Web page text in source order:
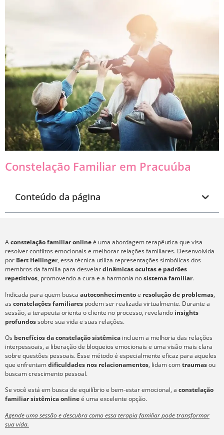
Constelação Familiar em Pracuúba
Conteúdo da página
Aconstelação familiar onlineé uma abordagem terapêutica que visa
resolver conflitos emocionais e melhorar relações familiares. Desenvolvida
por Bert Hellinger, essa técnica utiliza representações simbólicas dos
membros da família para desvelardinâmicas ocultas e padrões
repetitivos, promovendo a cura e a harmonia nosistema familiar.
Indicada para quem busca autoconhecimentoe resolução de problemas,
asconstelações familiares podem ser realizada virtualmente. Durante a
sessão, a terapeuta orienta o cliente no processo, revelando insights
profundossobre sua vida e suas relações.
Os benefícios da constelação sistêmica incluem a melhoria das relações
interpessoais, a liberação de bloqueios emocionais e uma visão mais clara
sobre questões pessoais. Esse método é especialmente eficaz para aqueles
que enfrentamdificuldades nos relacionamentos, lidam comtraumasou
buscam crescimento pessoal.
Se você está em busca de equilíbrio e bem-estar emocional, a constelação
familiar sistêmica onlineé uma excelente opção.
Agende uma sessão e descubra como essa terapia familiar pode transformar
sua vida.